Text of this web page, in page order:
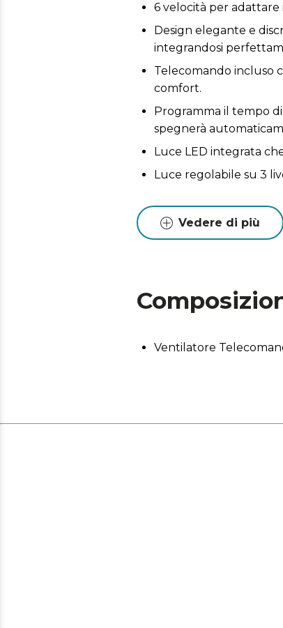
6 velocità per adattare
Design elegante e
integrandosi
Telecomando incluso
comfort.
Programma il tempo
spegnerà
Luce LED integrata
Luce regolabile su 3
Vedere di più
Ventilatore